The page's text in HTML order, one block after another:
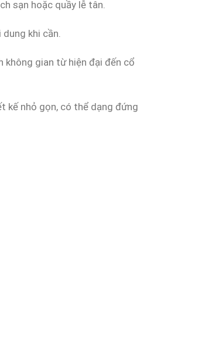
sạn hoặc quầy lễ tân.
khi cần.
không gian từ hiện đại đến cổ
kế nhỏ gọn, có thể dạng đứng